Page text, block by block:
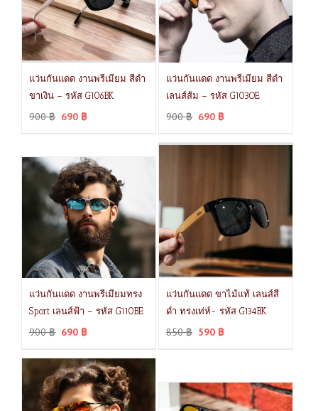
แว่นกันแดด งานพรีเมียม สีดำ
ขาเงิน – รหัส G106BK
900฿ 690 ฿
แว่นกันแดด งานพรีเมียม สีดำ
เลนส์ส้ม – รหัส G103OE
900฿ 690 ฿
แว่นกันแดด งานพรีเมียมทรง
Sport เลนส์ฟ้า – รหัส G110BE
900฿ 690 ฿
แว่นกันแดด ขาไม้แท้ เลนส์สี
ดำ ทรงเท่ห์- รหัส G134BK
850฿ 590 ฿